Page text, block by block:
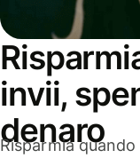
invii,
denaro
Risparmia